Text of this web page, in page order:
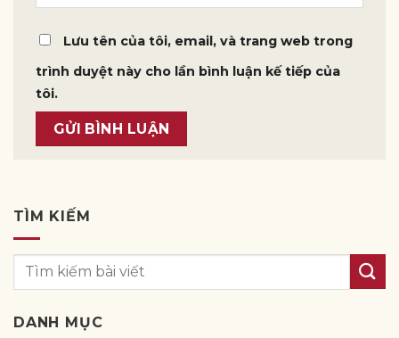
Lưu tên của tôi, email, và trang web trong
trình duyệt này cho lần bình luận kế tiếp của
tôi.
TÌM KIẾM
DANH MỤC